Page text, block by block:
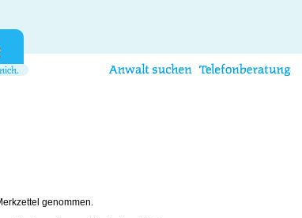
genommen.